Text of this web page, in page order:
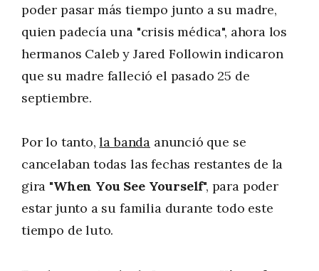
poder pasar más tiempo junto a su madre,
quien padecía una "crisis médica", ahora los
hermanos Caleb y Jared Followin indicaron
que su madre falleció el pasado 25 de
septiembre.
Por lo tanto,la banda anunció que se
cancelaban todas las fechas restantes de la
gira "When You See Yourself", para poder
estar junto a su familia durante todo este
tiempo de luto.